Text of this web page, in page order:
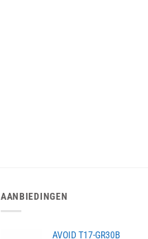
AANBIEDINGEN
AVOID T17-GR30B